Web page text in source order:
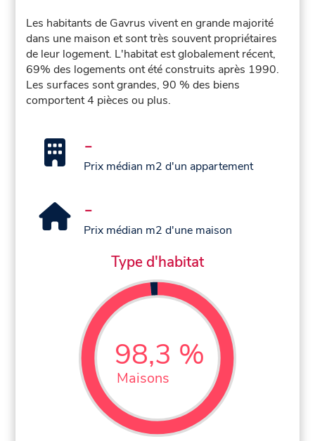
Les habitants de Gavrus vivent en grande majorité
dans une maison et sont très souvent propriétaires
de leur logement. L'habitat est globalement récent,
69% des logements ont été construits après 1990.
Les surfaces sont grandes, 90 % des biens
comportent 4 pièces ou plus.
-
Prix médian m2 d'un appartement
-
Prix médian m2 d'une maison
Type d'habitat
98,3 %
Maisons